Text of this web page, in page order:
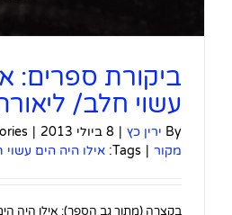
ביקורת ספרים:
עשוי חלב/ ליאורה
By ירין כץ | 8 ביולי 2013 |
מקור |
Tags: אילו היה הים
בקצרה (מתוך גב הספר): אילו היה